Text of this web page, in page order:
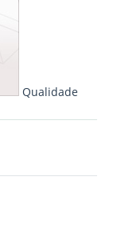
Qualidade